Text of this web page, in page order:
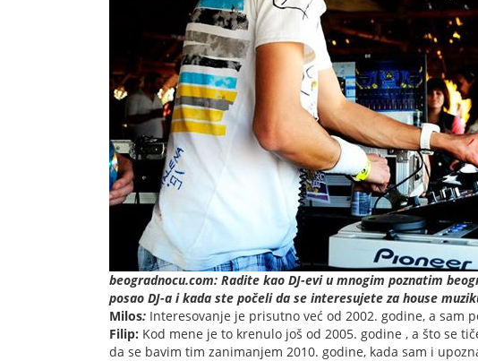
beogradnocu.com: Radite kao DJ-evi u mnogim poznatim
posao DJ-a i kada ste počeli da se interesujete za house
Milos: Interesovanje je prisutno već od 2002. godine, a sam
Filip: Kod mene je to krenulo još od 2005. godine , a što se
da se bavim tim zanimanjem 2010. godine, kada sam i